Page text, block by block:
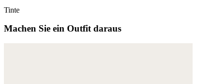
Tinte
Machen Sie ein Outfit daraus